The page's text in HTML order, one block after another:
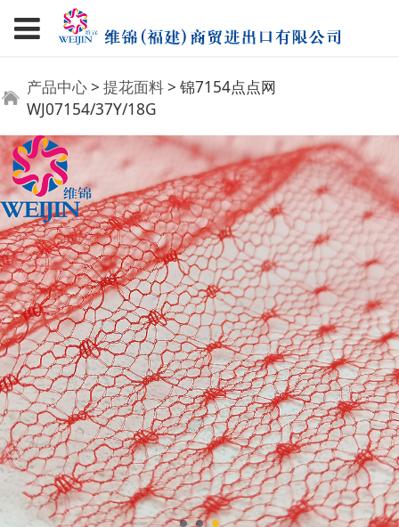
锦7154点点网
WJ07154/37Y/18G
产品中心> 提花面料> 锦7154点点网
WJ07154/37Y/18G